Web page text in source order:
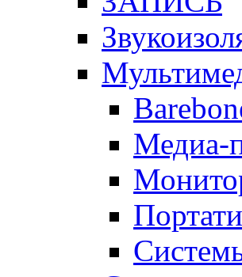
Медиа-